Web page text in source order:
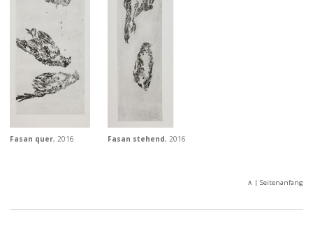
Fasan quer, 2016 Fasan stehend, 2016
∧ | Seitenanfang